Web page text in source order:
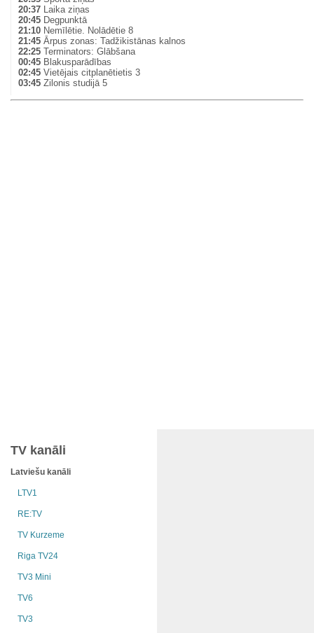
20:37 Laika ziņas
20:45 Degpunktā
21:10 Nemīlētie. Nolādētie 8
21:45 Ārpus zonas: Tadžikistānas kalnos
22:25 Terminators: Glābšana
00:45 Blakusparādības
02:45 Vietējais citplanētietis 3
03:45 Zilonis studijā 5
TV kanāli
Latviešu kanāli
LTV1
RE:TV
TV Kurzeme
Riga TV24
TV3 Mini
TV6
TV3